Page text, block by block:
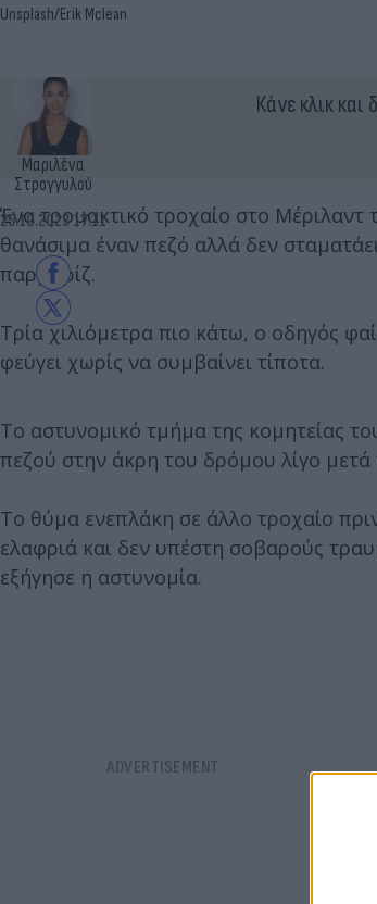
Unsplash/Erik Mclean
Μαριλένα
Στρογγυλού
25.10.2023 17:11
Κάνε κλικ και
Ένα τρομακτικό τροχαίο στο
θανάσιμα έναν πεζό αλλά δεν
παρμπρίζ.
Τρία χιλιόμετρα πιο κάτω, ο οδηγός
φεύγει χωρίς να συμβαίνει τίποτα.
Το αστυνομικό τμήμα της κομητείας
πεζού στην άκρη του δρόμου λίγο μετά
Το θύμα ενεπλάκη σε άλλο τροχαίο
ελαφριά και δεν υπέστη σοβαρούς
εξήγησε η αστυνομία.